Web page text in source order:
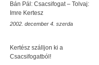
Bán Pál: Csacsifogat – Tolvaj:
Imre Kertesz
2002. december 4. szerda
Kertész szálljon ki a
Csacsifogatból!